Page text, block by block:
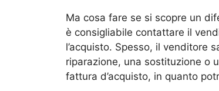
Ma cosa fare se si scopre un
è consigliabile contattare il
l’acquisto. Spesso, il venditore
riparazione, una sostituzione o
fattura d’acquisto, in quanto